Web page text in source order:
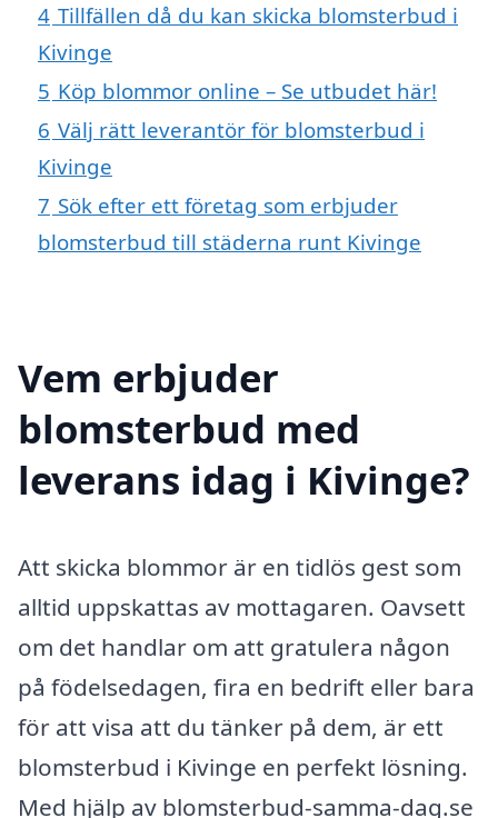
4 Tillfällen då du kan skicka blomsterbud i
Kivinge
5 Köp blommor online – Se utbudet här!
6 Välj rätt leverantör för blomsterbud i
Kivinge
7 Sök efter ett företag som erbjuder
blomsterbud till städerna runt Kivinge
Vem erbjuder
blomsterbud med
leverans idag i Kivinge?
Att skicka blommor är en tidlös gest som
alltid uppskattas av mottagaren. Oavsett
om det handlar om att gratulera någon
på födelsedagen, fira en bedrift eller bara
för att visa att du tänker på dem, är ett
blomsterbud i Kivinge en perfekt lösning.
Med hjälp av blomsterbud-samma-dag.se